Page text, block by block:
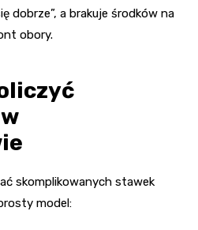
dobrze”, a brakuje środków na
obory.
skomplikowanych stawek
model: